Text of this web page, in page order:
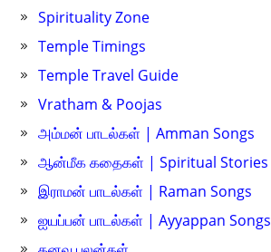
Spirituality Zone
Temple Timings
Temple Travel Guide
Vratham & Poojas
அம்மன் பாடல்கள் | Amman Songs
ஆன்மீக கதைகள் | Spiritual Stories
இராமன் பாடல்கள் | Raman Songs
ஐயப்பன் பாடல்கள் | Ayyappan Songs